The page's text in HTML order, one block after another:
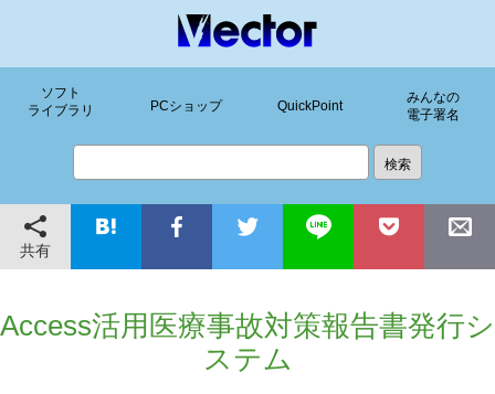
ソフト
ライブラリ
PCショップ QuickPoint
みんなの
電子署名
共有
Access活用医療事故対策報告書発行シ
ステム